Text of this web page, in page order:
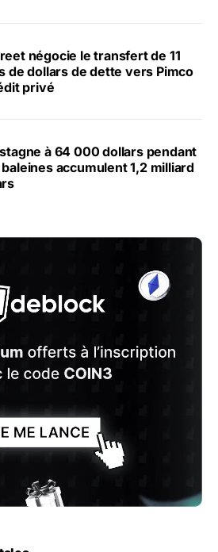
négocie le transfert de 11
de dollars de dette vers Pimco
privé
à 64 000 dollars pendant
accumulent 1,2 milliard